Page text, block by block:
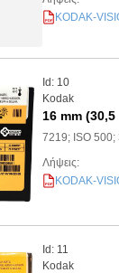
PDF KODAK-
Id: 10
Kodak
16 mm
7219; ISO 500;
Λήψεις:
PDF KODAK-
Id: 11
Kodak